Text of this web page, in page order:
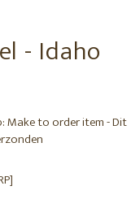
- Idaho
Make to order item - Dit